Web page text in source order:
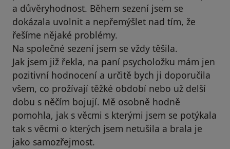
a důvěryhodnost. Během sezení jsem se
dokázala uvolnit a nepřemýšlet nad tím, že
řešíme nějaké problémy.
Na společné sezení jsem se vždy těšila.
Jak jsem již řekla, na paní psycholožku mám jen
pozitivní hodnocení a určitě bych ji doporučila
všem, co prožívají těžké období nebo už delší
dobu s něčím bojují. Mě osobně hodně
pomohla, jak s věcmi s kterými jsem se potýkala
tak s věcmi o kterých jsem netušila a brala je
jako samozřejmost.